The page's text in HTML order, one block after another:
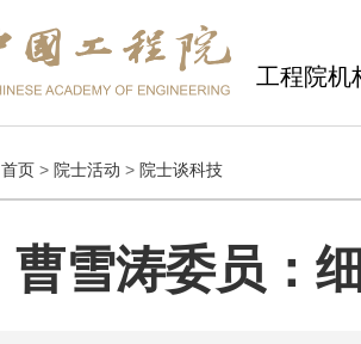
工程院机
首页> 院士活动 > 院士谈科技
曹雪涛委员：